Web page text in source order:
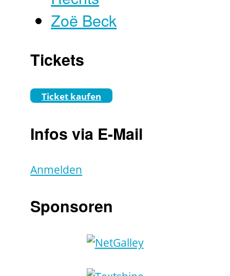
Zoë Beck
Tickets
Ticket kaufen
Infos via E-Mail
Anmelden
Sponsoren